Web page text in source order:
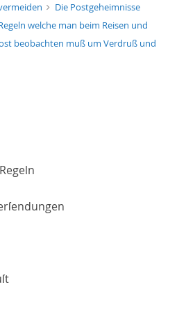
Die Postgeheimnisse
welche man beim Reisen und
beobachten muß um Verdruß und